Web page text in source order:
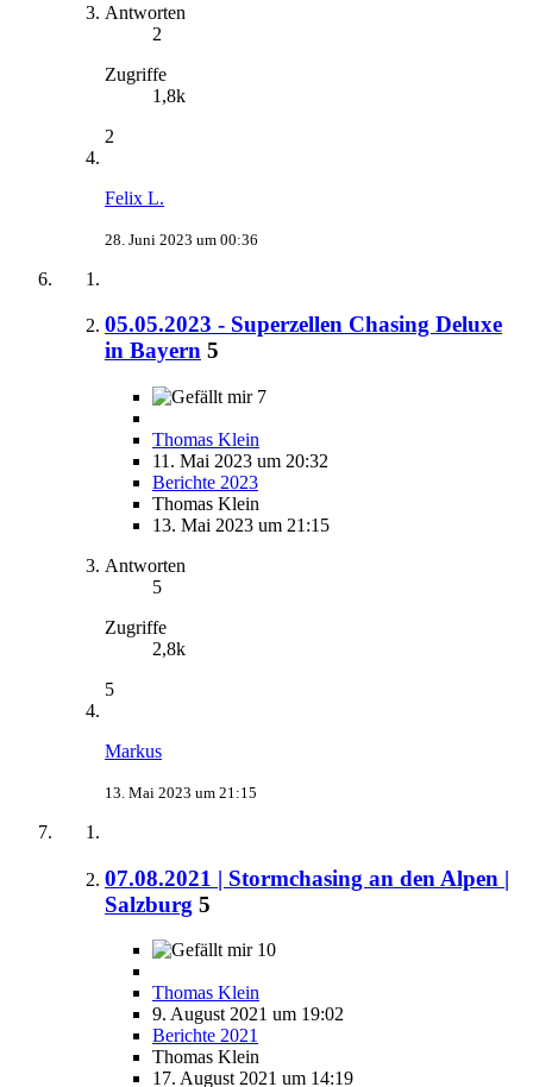
Antworten
2
Zugriffe
1,8k
2
Felix L.
28. Juni 2023 um 00:36
05.05.2023 - Superzellen Chasing Deluxe
in Bayern 5
7
Thomas Klein
11. Mai 2023 um 20:32
Berichte 2023
Thomas Klein
13. Mai 2023 um 21:15
Antworten
5
Zugriffe
2,8k
5
Markus
13. Mai 2023 um 21:15
07.08.2021 | Stormchasing an den Alpen |
Salzburg 5
10
Thomas Klein
9. August 2021 um 19:02
Berichte 2021
Thomas Klein
17. August 2021 um 14:19